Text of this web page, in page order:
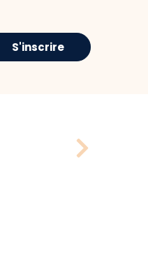
S'inscrire